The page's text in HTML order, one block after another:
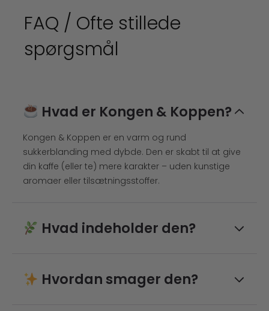
FAQ / Ofte stillede
spørgsmål
Hvad er Kongen & Koppen?
Kongen & Koppen er en varm og rund
sukkerblanding med dybde. Den er skabt til at give
din kaffe (eller te) mere karakter – uden kunstige
aromaer eller tilsætningsstoffer.
Hvad indeholder den?
Madagaskar-vanilje og Ceylon-kanel.
Kun rene, naturlige ingredienser. Ingen E-numre.
Hvordan smager den?